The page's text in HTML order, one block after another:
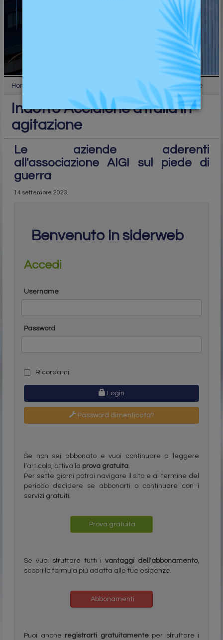
Home Indotto Acciaierie d'Italia in agitazione
Indotto Acciaierie d'Italia in
agitazione
Le aziende aderenti
all'associazione AIGI sul piede di
guerra
14 settembre 2023
Benvenuto in siderweb
Accedi
Username
Password
Ricordami
Login
Password dimenticata?
Se non sei abbonato e vuoi continuare a leggere
l’articolo, attiva la prova gratuita.
Per sette giorni potrai navigare il sito e al termine del
periodo decidere se abbonarti o continuare con i
servizi gratuiti.
Prova gratuita
Se vuoi sfruttare tutti ivantaggi dell’abbonamento,
scopri la formula più adatta alle tue esigenze.
Abbonamenti
Puoi anche registrarti gratuitamenteper sfruttare i